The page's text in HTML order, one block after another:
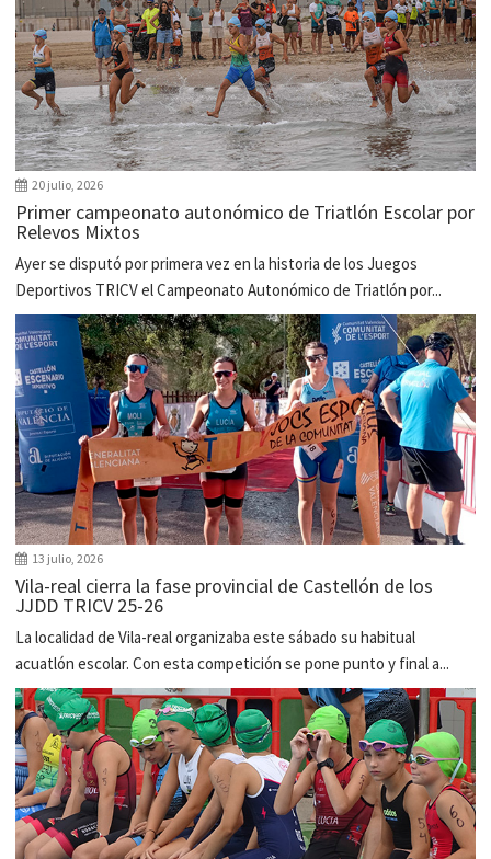
20 julio, 2026
Primer campeonato autonómico de Triatlón Escolar por
Relevos Mixtos
Ayer se disputó por primera vez en la historia de los Juegos
Deportivos TRICV el Campeonato Autonómico de Triatlón por...
13 julio, 2026
Vila-real cierra la fase provincial de Castellón de los
JJDD TRICV 25-26
La localidad de Vila-real organizaba este sábado su habitual
acuatlón escolar. Con esta competición se pone punto y final a...